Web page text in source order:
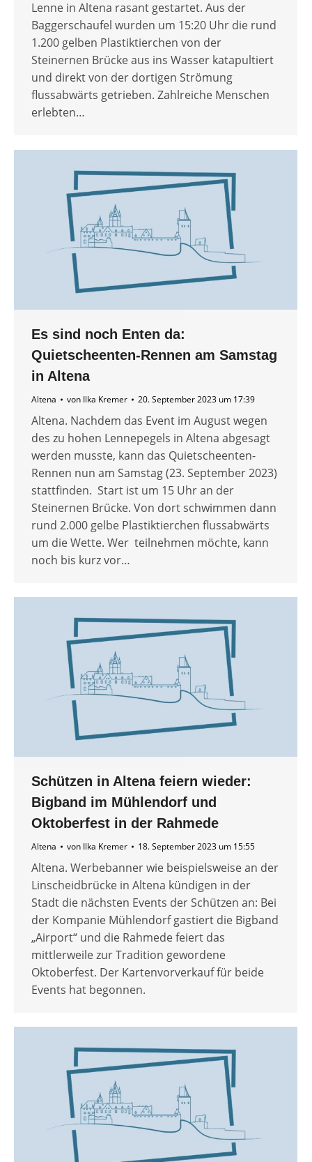
Lenne in Altena rasant gestartet. Aus der
Baggerschaufel wurden um 15:20 Uhr die rund
1.200 gelben Plastiktierchen von der
Steinernen Brücke aus ins Wasser katapultiert
und direkt von der dortigen Strömung
flussabwärts getrieben. Zahlreiche Menschen
erlebten…
Es sind noch Enten da:
Quietscheenten-Rennen am Samstag
in Altena
Altena von Ilka Kremer 20. September 2023 um 17:39
Altena. Nachdem das Event im August wegen
des zu hohen Lennepegels in Altena abgesagt
werden musste, kann das Quietscheenten-
Rennen nun am Samstag (23. September 2023)
stattfinden. Start ist um 15 Uhr an der
Steinernen Brücke. Von dort schwimmen dann
rund 2.000 gelbe Plastiktierchen flussabwärts
um die Wette. Wer teilnehmen möchte, kann
noch bis kurz vor…
Schützen in Altena feiern wieder:
Bigband im Mühlendorf und
Oktoberfest in der Rahmede
Altena von Ilka Kremer 18. September 2023 um 15:55
Altena. Werbebanner wie beispielsweise an der
Linscheidbrücke in Altena kündigen in der
Stadt die nächsten Events der Schützen an: Bei
der Kompanie Mühlendorf gastiert die Bigband
„Airport“ und die Rahmede feiert das
mittlerweile zur Tradition gewordene
Oktoberfest. Der Kartenvorverkauf für beide
Events hat begonnen.